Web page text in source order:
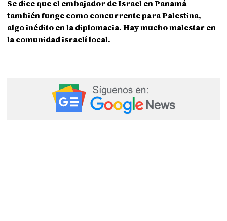
Se dice que el embajador de Israel en Panamá
también funge como concurrente para Palestina,
algo inédito en la diplomacia. Hay mucho malestar en
la comunidad israelí local.